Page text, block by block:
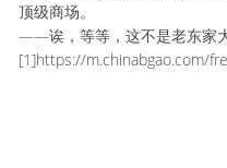
顶级商场。
——诶，等等，这不是老东家
[1]https://m.chinabgao.com/